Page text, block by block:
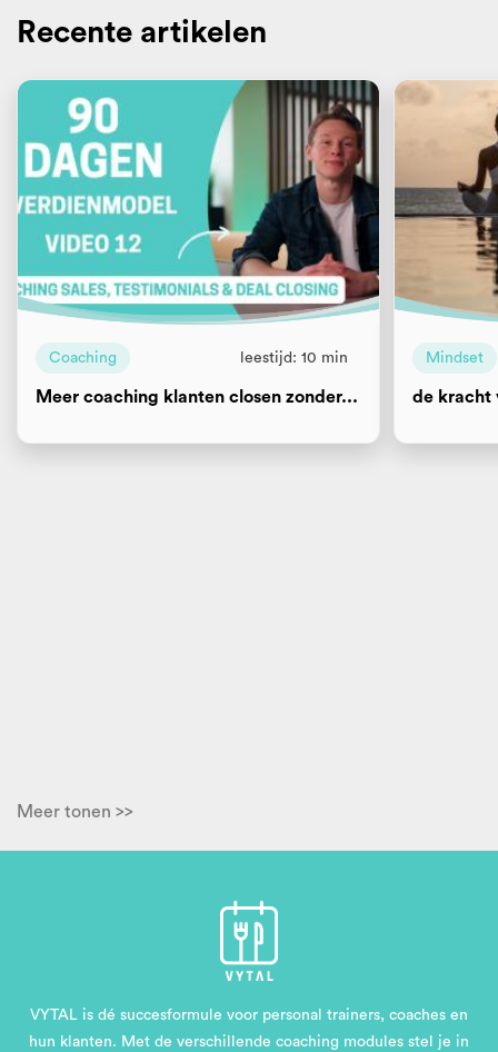
Recente artikelen
Coaching leestijd: 10 min
Meer coaching klanten closen zonder...
Mindset
de kracht
Meer tonen >>
VYTAL is dé succesformule voor personal trainers, coaches en
hun klanten. Met de verschillende coaching modules stel je in